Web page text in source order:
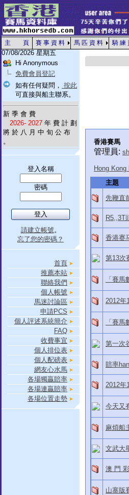
主 頁 賽 事 資 料 馬 匹 資 料 騎 練
07/08/2026 星期五
Hi Anonymous
免費會員登記
如有任何疑問， 按此
可直接與船主聯系。
新 季 會 費
2026- 2027 年 費 計 劃
將 於 八 月 中 旬 公 布
。
登入名稱
密碼
請建立帳號。
忘了您的密碼？
首頁
推薦本站
聯絡我們
個人帳號
馬迷討論區
申請PCS
個人評述系統簡介
FAQ
收費事宜
個人排位表
個人配磅表
網友心水馬
各場獨贏賠率
各場連贏賠率
各場位置走勢
香港賽馬
管理員:
Hong
主題
先鞭直
R5,,3T
香港赛
第13次
「賽
2012年
「賽
第一次
賠率
2012年
今天又
麻煩船
文武大
澳 門
山寨版